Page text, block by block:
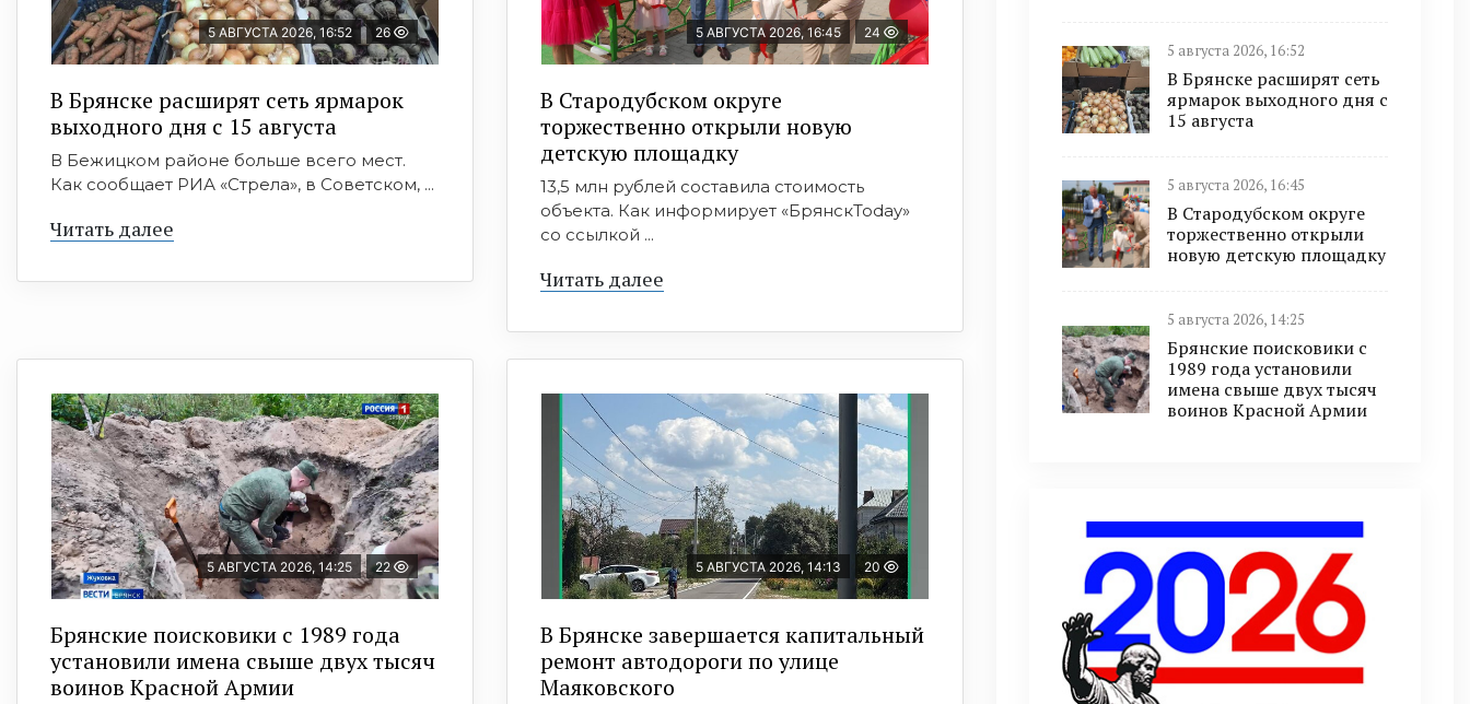
5 АВГУСТА 2026, 16:52 26
В Брянске расширят сеть ярмарок
выходного дня с 15 августа
В Бежицком районе больше всего мест.
Как сообщает РИА «Стрела», в Советском, ...
Читать далее
5 АВГУСТА 2026, 16:45 24
В Стародубском округе
торжественно открыли новую
детскую площадку
13,5 млн рублей составила стоимость
объекта. Как информирует «БрянскToday»
со ссылкой ...
Читать далее
5 АВГУСТА 2026, 14:25 22
Брянские поисковики с 1989 года
установили имена свыше двух тысяч
воинов Красной Армии
5 АВГУСТА 2026, 14:13 20
В Брянске завершается капитальный
ремонт автодороги по улице
Маяковского
5 августа 2026, 16:52
В Брянске расширят сеть
ярмарок выходного дня с
15 августа
5 августа 2026, 16:45
В Стародубском округе
торжественно открыли
новую детскую площадку
5 августа 2026, 14:25
Брянские поисковики с
1989 года установили
имена свыше двух тысяч
воинов Красной Армии